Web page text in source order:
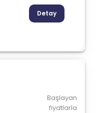
Detay
Başlayan
fiyatlarla